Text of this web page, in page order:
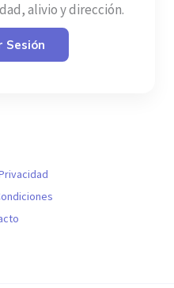
alivio y dirección.
Sesión